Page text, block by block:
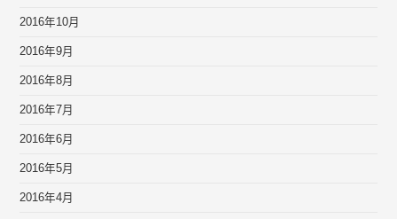
2016年10月
2016年9月
2016年8月
2016年7月
2016年6月
2016年5月
2016年4月